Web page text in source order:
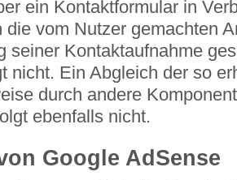
ein Kontaktformular in
die vom Nutzer gemachten
seiner Kontaktaufnahme
nicht. Ein Abgleich der so
durch andere
ebenfalls nicht.
Google AdSense